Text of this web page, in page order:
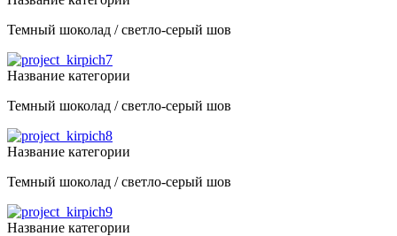
Темный шоколад / светло-серый шов
Название категории
Темный шоколад / светло-серый шов
Название категории
Темный шоколад / светло-серый шов
Название категории